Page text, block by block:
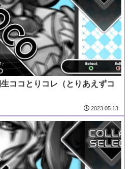
ココとりコレ（とりあえずコ
2023.05.13